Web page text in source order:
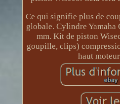
Ce qui signifie plus de
globale. Cylindre
mm. Kit de piston
goupille, clips)
haut